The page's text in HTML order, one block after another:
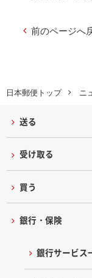
日本郵便トップ ニ
前のページへ
送る
受け取る
買う
銀行・保険
銀行サービス